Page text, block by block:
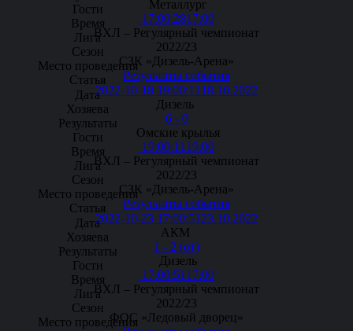
Металлург
17:00:2817:00
ВХЛ – Регулярный чемпионат
2022/23
СЗК «Дизель-Арена»
Результаты события
2022-10-18 19:00:11 18.10.2022
Дизель
6 - 0
Омские крылья
19:00:11 19:00
ВХЛ – Регулярный чемпионат
2022/23
СЗК «Дизель-Арена»
Результаты события
2022-10-23 17:00:51 23.10.2022
АКМ
1 - 2 (от)
Дизель
17:00:51 17:00
ВХЛ – Регулярный чемпионат
2022/23
ФОС «Ледовый дворец»